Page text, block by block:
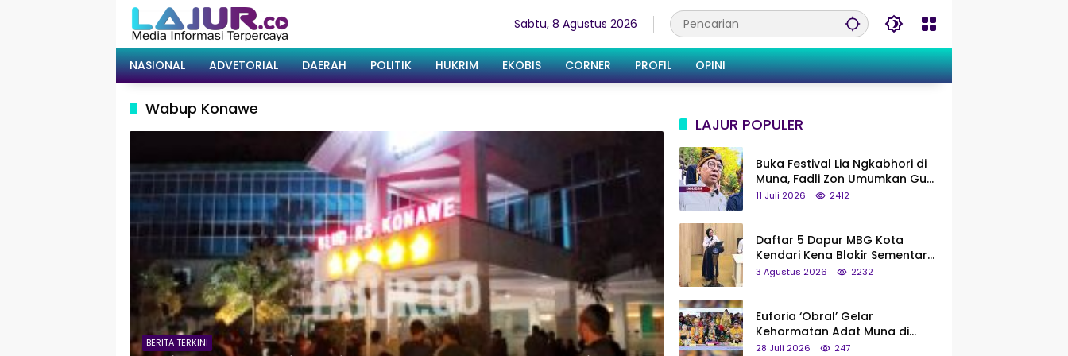
Sabtu, 8 Agustus 2026
NASIONAL ADVETORIAL DAERAH POLITIK HUKRIM EKOBIS CORNER PROFIL OPINI
Wabup Konawe
BERITA TERKINI
LAJUR POPULER
Buka Festival Lia Ngkabhori di
Muna, Fadli Zon Umumkan Gua
Metanduno Segera Naik Status
11 Juli 2026 2412
Daftar 5 Dapur MBG Kota
Kendari Kena Blokir Sementara
dari Pusat
3 Agustus 2026 2232
Euforia ‘Obral’ Gelar
Kehormatan Adat Muna di
Silaturahmi KKMM, Ridwan Bae:
28 Juli 2026 247